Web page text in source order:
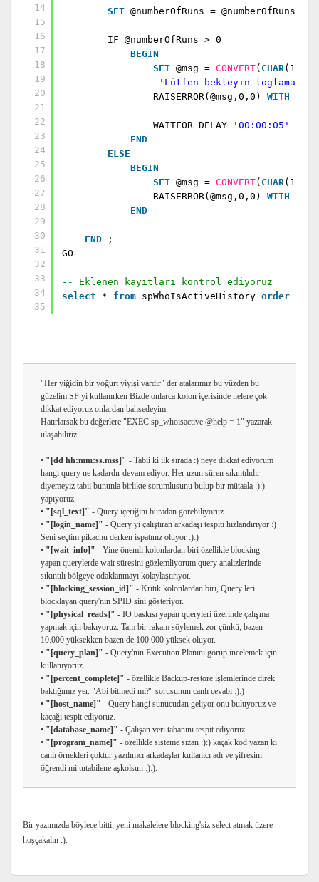
14
15
16
17
18
19
20
21
22
23
24
25
26
27
28
29
30
31
32
33
34
35
SET @numberOfRuns = @numberOfRuns -
IF @numberOfRuns > 0
BEGIN
SET @msg = CONVERT( CHAR(19),
'Lütfen bekleyin loglama
RAISERROR(@msg,0,0) WITH
WAITFOR DELAY
'00:00:05'
END
ELSE
BEGIN
SET @msg = CONVERT( CHAR(19),
RAISERROR(@msg,0,0) WITH
END
END
;
GO
-- Eklenen kayıtları kontrol ediyoruz
select
* from spWhoIsActiveHistory order
"Her yiğidin bir yoğurt yiyişi vardır" der atalarımız bu yüzden bu
güzelim SP yi kullanırken Bizde onlarca kolon içerisinde nelere çok
dikkat ediyoruz onlardan bahsedeyim.
Hatırlarsak bu değerlere "EXEC sp_whoisactive @help = 1" yazarak
ulaşabiliriz
• "[dd hh:mm:ss.mss]" - Tabii ki ilk sırada :) neye dikkat ediyorum
hangi query ne kadardır devam ediyor. Her uzun süren sıkıntılıdır
diyemeyiz tabii bununla birlikte sorumlusunu bulup bir mütaala :):)
yapıyoruz.
•"[sql_text]" - Query içeriğini buradan görebiliyoruz.
• "[login_name]" - Query yi çalıştıran arkadaşı tespiti hızlandırıyor :)
Seni seçtim pikachu derken ispatınız oluyor :):)
• "[wait_info]" - Yine önemli kolonlardan biri özellikle blocking
yapan querylerde wait süresini gözlemliyorum query analizlerinde
sıkıntılı bölgeye odaklanmayı kolaylaştırıyor.
• "[blocking_session_id]" - Kritik kolonlardan biri, Query leri
blocklayan query'nin SPID sini gösteriyor.
•"[physical_reads]" - IO baskısı yapan queryleri üzerinde çalışma
yapmak için bakıyoruz. Tam bir rakam söylemek zor çünkü; bazen
10.000 yüksekken bazen de 100.000 yüksek oluyor.
• "[query_plan]" - Query'nin Execution Planını görüp incelemek için
kullanıyoruz.
•"[percent_complete]" - özellikle Backup-restore işlemlerinde direk
baktığımız yer. "Abi bitmedi mi?" sorusunun canlı cevabı :):)
• "[host_name]" - Query hangi sunucudan geliyor onu buluyoruz ve
kaçağı tespit ediyoruz.
• "[database_name]" - Çalışan veri tabanını tespit ediyoruz.
•"[program_name]" - özellikle sisteme sızan :):) kaçak kod yazan ki
canlı örnekleri çoktur yazılımcı arkadaşlar kullanıcı adı ve şifresini
öğrendi mi tutabilene aşkolsun :):).
Bir yazımızda böylece bitti, yeni makalelere blocking'siz select atmak üzere
hoşçakalın :).